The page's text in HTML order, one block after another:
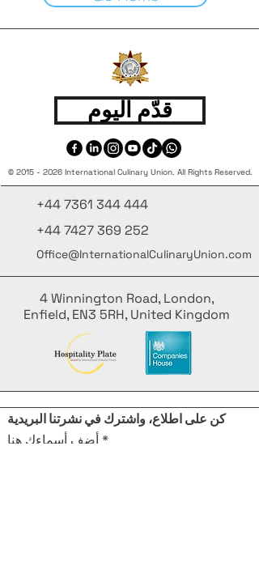
قدّم اليوم
© 2015 - 2026 International Culinary Union. All Rights Reserved.
+44 7361 344 444
+44 7427 369 252
Office@InternationalCulinaryUnion.com
4 Winnington Road, London,
Enfield, EN3 5RH, United Kingdom
كن على اطلاع، واشترك في نشرتنا البريدية
أضف أسماءك هنا